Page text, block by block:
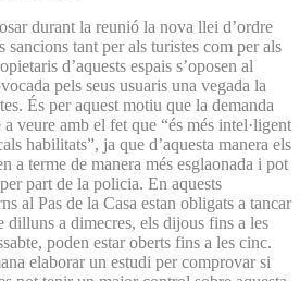
durant la reunió la nova llei d’ordre
sancions tant per als turistes com per als
d’aquests espais s’oposen al
pels seus usuaris una vegada la
És per aquest motiu que la demanda
veure amb el fet que “és més intel·ligent
habilitats”, ja que d’aquesta manera els
a terme de manera més esglaonada i pot
part de la policia. En aquests
al Pas de la Casa estan obligats a tancar
dilluns a dimecres, els dijous fins a les
poden estar oberts fins a les cinc.
elaborar un estudi per comprovar si